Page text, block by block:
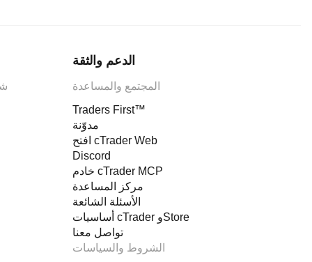
الدعم والثقة
المجتمع والمساعدة
Traders First™
مدوّنة
افتح cTrader Web
Discord
خادم cTrader MCP
مركز المساعدة
الأسئلة الشائعة
أساسيات cTrader وStore
تواصل معنا
الشروط والسياسات